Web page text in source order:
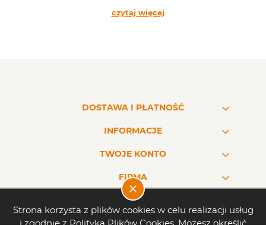
Strona korzysta z plików cookies w celu realizacji usług
czytaj więcej
DOSTAWA I PŁATNOŚĆ
INFORMACJE
TWOJE KONTO
FIRMA